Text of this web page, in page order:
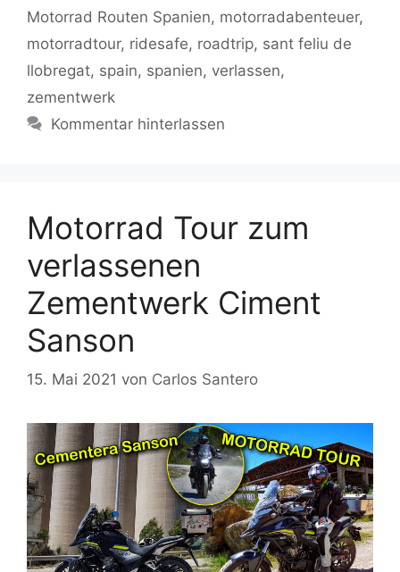
Motorrad Routen Spanien, motorradabenteuer,
motorradtour, ridesafe, roadtrip, sant feliu de
llobregat, spain, spanien, verlassen,
zementwerk
Kommentar hinterlassen
Motorrad Tour zum
verlassenen
Zementwerk Ciment
Sanson
15. Mai 2021 von Carlos Santero